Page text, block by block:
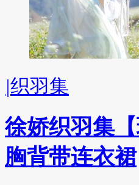
|织羽集
徐娇织羽集
胸背带连衣裙